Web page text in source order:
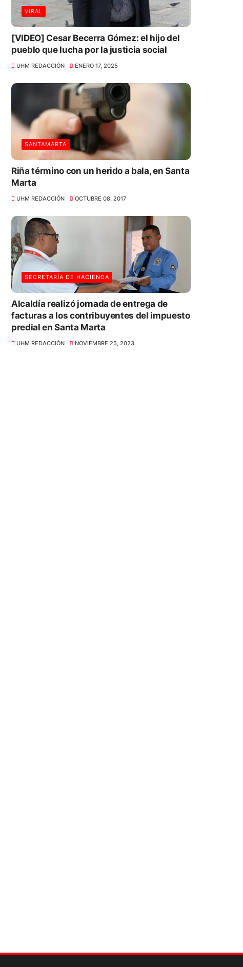
VIRAL
[VIDEO] Cesar Becerra Gómez: el hijo del
pueblo que lucha por la justicia social
UHM REDACCIÓN ENERO 17, 2025
SANTAMARTA
Riña término con un herido a bala, en Santa
Marta
UHM REDACCIÓN OCTUBRE 08, 2017
SECRETARÍA DE HACIENDA
Alcaldía realizó jornada de entrega de
facturas a los contribuyentes del impuesto
predial en Santa Marta
UHM REDACCIÓN NOVIEMBRE 25, 2023